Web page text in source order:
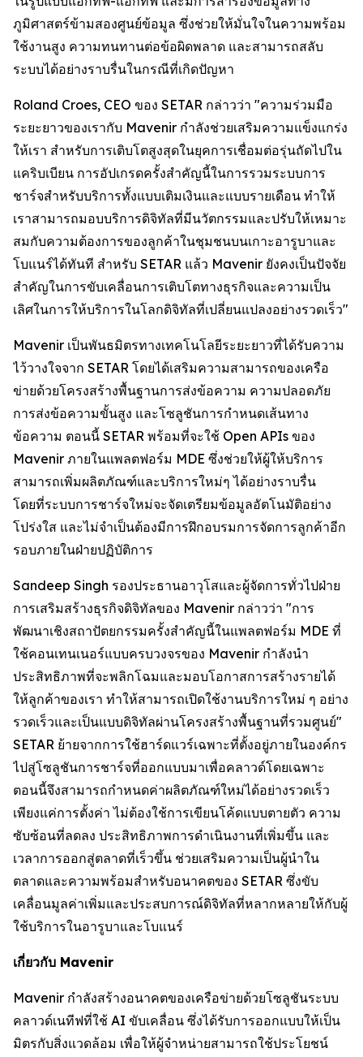
ภูมิศาสตร์ข้ามสองศูนย์ข้อมูล ซึ่งช่วยให้มั่นใจในความพร้อม
ใช้งานสูง ความทนทานต่อข้อผิดพลาด และสามารถสลับ
ระบบได้อย่างราบรื่นในกรณีที่เกิดปัญหา
Roland Croes, CEO ของ SETAR กล่าวว่า "ความร่วมมือ
ระยะยาวของเรากับ Mavenir กำลังช่วยเสริมความแข็งแกร่ง
ให้เรา สำหรับการเติบโตสูงสุดในยุคการเชื่อมต่อรุ่นถัดไปใน
แคริบเบียน การอัปเกรดครั้งสำคัญนี้ในการรวมระบบการ
ชาร์จสำหรับบริการทั้งแบบเติมเงินและแบบรายเดือน ทำให้
เราสามารถมอบบริการดิจิทัลที่มีนวัตกรรมและปรับให้เหมาะ
สมกับความต้องการของลูกค้าในชุมชนบนเกาะอารูบาและ
โบแนร์ได้ทันที สำหรับ SETAR แล้ว Mavenir ยังคงเป็นปัจจัย
สำคัญในการขับเคลื่อนการเติบโตทางธุรกิจและความเป็น
เลิศในการให้บริการในโลกดิจิทัลที่เปลี่ยนแปลงอย่างรวดเร็ว"
Mavenir เป็นพันธมิตรทางเทคโนโลยีระยะยาวที่ได้รับความ
ไว้วางใจจาก SETAR โดยได้เสริมความสามารถของเครือ
ข่ายด้วยโครงสร้างพื้นฐานการส่งข้อความ ความปลอดภัย
การส่งข้อความขั้นสูง และโซลูชันการกำหนดเส้นทาง
ข้อความ ตอนนี้ SETAR พร้อมที่จะใช้ Open APIs ของ
Mavenir ภายในแพลตฟอร์ม MDE ซึ่งช่วยให้ผู้ให้บริการ
สามารถเพิ่มผลิตภัณฑ์และบริการใหม่ๆ ได้อย่างราบรื่น
โดยที่ระบบการชาร์จใหม่จะจัดเตรียมข้อมูลอัตโนมัติอย่าง
โปร่งใส และไม่จำเป็นต้องมีการฝึกอบรมการจัดการลูกค้าอีก
รอบภายในฝ่ายปฏิบัติการ
Sandeep Singh รองประธานอาวุโสและผู้จัดการทั่วไปฝ่าย
การเสริมสร้างธุรกิจดิจิทัลของ Mavenir กล่าวว่า "การ
พัฒนาเชิงสถาปัตยกรรมครั้งสำคัญนี้ในแพลตฟอร์ม MDE ที่
ใช้คอนเทนเนอร์แบบครบวงจรของ Mavenir กำลังนำ
ประสิทธิภาพที่จะพลิกโฉมและมอบโอกาสการสร้างรายได้
ให้ลูกค้าของเรา ทำให้สามารถเปิดใช้งานบริการใหม่ ๆ อย่าง
รวดเร็วและเป็นแบบดิจิทัลผ่านโครงสร้างพื้นฐานที่รวมศูนย์"
SETAR ย้ายจากการใช้ฮาร์ดแวร์เฉพาะที่ตั้งอยู่ภายในองค์กร
ไปสู่โซลูชันการชาร์จที่ออกแบบมาเพื่อคลาวด์โดยเฉพาะ
ตอนนี้จึงสามารถกำหนดค่าผลิตภัณฑ์ใหม่ได้อย่างรวดเร็ว
เพียงแค่การตั้งค่า ไม่ต้องใช้การเขียนโค้ดแบบตายตัว ความ
ซับซ้อนที่ลดลง ประสิทธิภาพการดำเนินงานที่เพิ่มขึ้น และ
เวลาการออกสู่ตลาดที่เร็วขึ้น ช่วยเสริมความเป็นผู้นำใน
ตลาดและความพร้อมสำหรับอนาคตของ SETAR ซึ่งขับ
เคลื่อนมูลค่าเพิ่มและประสบการณ์ดิจิทัลที่หลากหลายให้กับผู้
ใช้บริการในอารูบาและโบแนร์
เกี่ยวกับ Mavenir
Mavenir กำลังสร้างอนาคตของเครือข่ายด้วยโซลูชันระบบ
คลาวด์เนทีฟที่ใช้ AI ขับเคลื่อน ซึ่งได้รับการออกแบบให้เป็น
มิตรกับสิ่งแวดล้อม เพื่อให้ผู้จำหน่ายสามารถใช้ประโยชน์